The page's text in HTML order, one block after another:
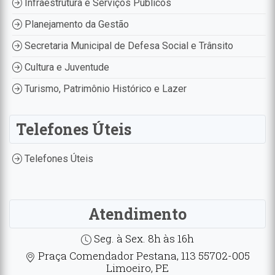
Infraestrutura e Serviços Públicos
Planejamento da Gestão
Secretaria Municipal de Defesa Social e Trânsito
Cultura e Juventude
Turismo, Patrimônio Histórico e Lazer
Telefones Úteis
Telefones Úteis
Atendimento
Seg. à Sex. 8h às 16h
Praça Comendador Pestana, 113 55702-005
Limoeiro, PE